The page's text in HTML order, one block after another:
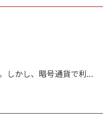
しかし、暗号通貨で利...